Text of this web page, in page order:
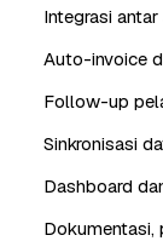
Integrasi
Auto-invoice
Follow-up
Sinkronisasi
Dashboard
Dokumentasi,